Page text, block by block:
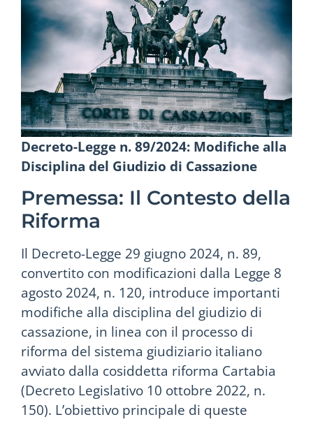
Decreto-Legge n. 89/2024: Modifiche alla
Disciplina del Giudizio di Cassazione
Premessa: Il Contesto della
Riforma
Il Decreto-Legge 29 giugno 2024, n. 89,
convertito con modificazioni dalla Legge 8
agosto 2024, n. 120, introduce importanti
modifiche alla disciplina del giudizio di
cassazione, in linea con il processo di
riforma del sistema giudiziario italiano
avviato dalla cosiddetta riforma Cartabia
(Decreto Legislativo 10 ottobre 2022, n.
150). L’obiettivo principale di queste